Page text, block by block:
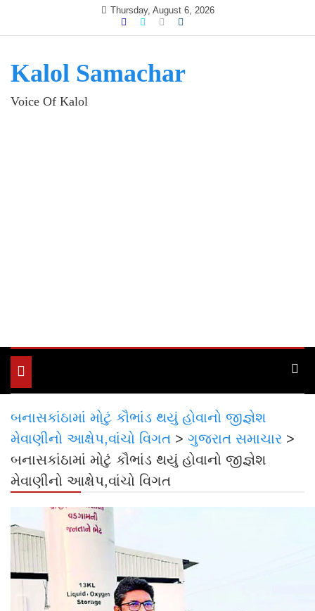
Thursday, August 6, 2026
Kalol Samachar
Voice Of Kalol
Toggle
navigation
બનાસકાંઠામાં મોટું કૌભાંડ થયું હોવાનો જીજ્ઞેશ
મેવાણીનો આક્ષેપ,વાંચો વિગત > ગુજરાત સમાચાર >
બનાસકાંઠામાં મોટું કૌભાંડ થયું હોવાનો જીજ્ઞેશ
મેવાણીનો આક્ષેપ,વાંચો વિગત